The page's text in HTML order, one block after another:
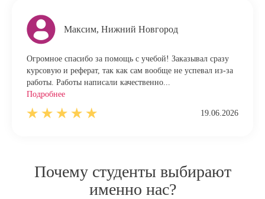
Максим, Нижний Новгород
Огромное спасибо за помощь с учебой! Заказывал сразу
курсовую и реферат, так как сам вообще не успевал из-за
работы. Работы написали качественно...
Подробнее
19.06.2026
Почему студенты выбирают
именно нас?